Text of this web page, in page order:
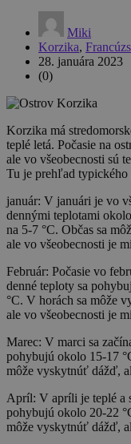
Miki
Korzika,
28. januára 2023
(0)
Korzika má
teplé letá. Počasie na
ale vo všeobecnosti sú
Tu je prehľad typického
január: V januári je vo
dennými teplotami
na 5-7 °C. Občas sa
ale vo všeobecnosti je
Február: Počasie vo
denné teploty sa
°C. V horách sa môže
ale vo všeobecnosti je
Marec: V marci sa
pohybujú okolo 15-17
môže vyskytnúť dážď,
Apríl: V apríli je teplé a
pohybujú okolo 20-22
môže vyskytnúť dážď,